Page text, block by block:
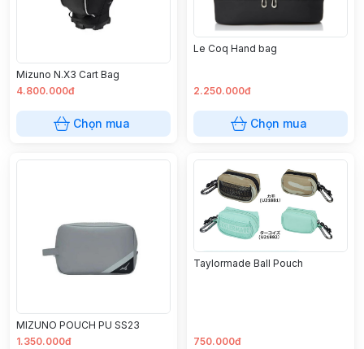
Mizuno N.X3 Cart Bag
4.800.000đ
Chọn mua
Le Coq Hand bag
2.250.000đ
Chọn mua
MIZUNO POUCH PU SS23
1.350.000đ
Taylormade Ball Pouch
750.000đ